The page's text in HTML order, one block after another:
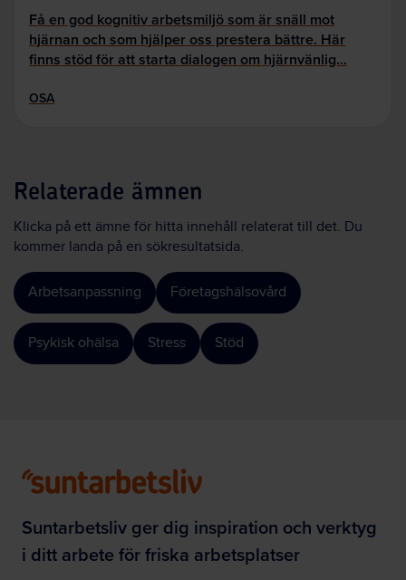
Få en god kognitiv arbetsmiljö som är snäll mot
hjärnan och som hjälper oss prestera bättre. Här
finns stöd för att starta dialogen om hjärnvänlig…
OSA
Relaterade ämnen
Klicka på ett ämne för hitta innehåll relaterat till det. Du
kommer landa på en sökresultatsida.
Arbetsanpassning Företagshälsovård
Psykisk ohälsa Stress Stöd
Suntarbetsliv ger dig inspiration och verktyg
i ditt arbete för friska arbetsplatser